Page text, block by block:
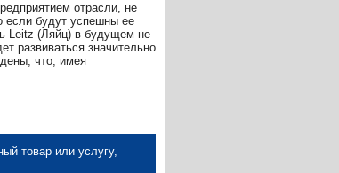
отрасли, не
если будут успешны ее
Leitz (Ляйц) в будущем не
развиваться значительно
что, имея
товар или услугу,